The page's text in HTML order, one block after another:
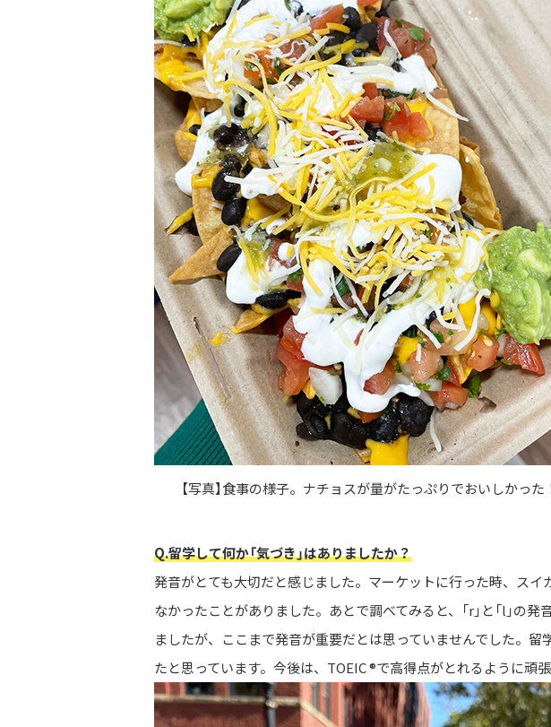
【写真】食事の様子。ナチョスが量がたっぷりでおいしかった
Q.留学して何か「気づき」はありましたか？
発音がとても大切だと感じました。マーケットに行った時、スイ
なかったことがありました。あとで調べてみると、「r」と「l」
ましたが、ここまで発音が重要だとは思っていませんでした。
たと思っています。今後は、TOEIC ®で高得点がとれるように頑